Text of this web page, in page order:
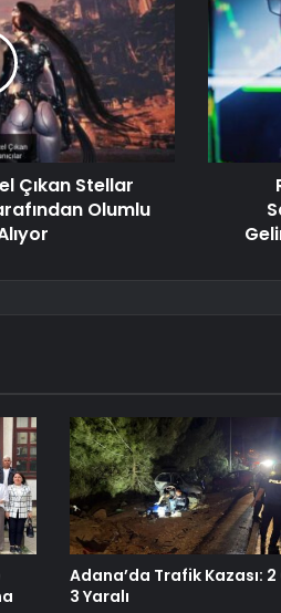
Çıkan Stellar
Olumlu
Adana’da Trafik Kazası: 2
3 Yaralı